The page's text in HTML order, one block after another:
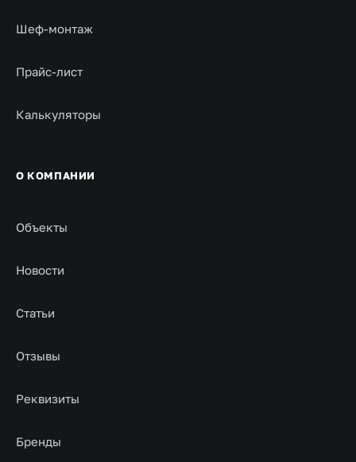
Шеф-монтаж
Прайс-лист
Калькуляторы
О КОМПАНИИ
Объекты
Новости
Статьи
Отзывы
Реквизиты
Бренды